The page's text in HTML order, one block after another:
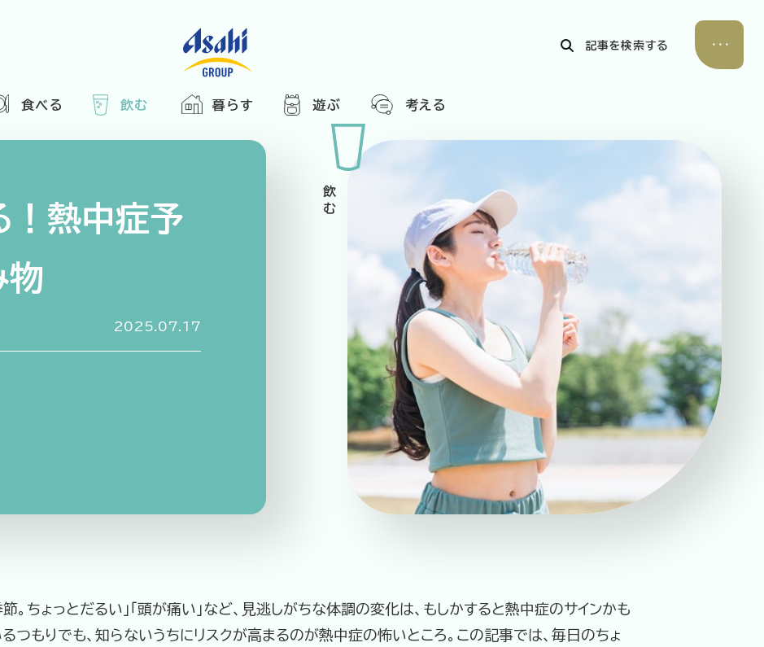
食べる 飲む 暮らす 遊ぶ 考える
記事を検索する
アサヒの人
ル特集2025
・関西万博
おでかけ
草 レシピ
アサヒのひと図鑑
HOME
ABOUT
公式アカウント一覧
ニュースリリース プライバシーポリシー 推奨環境 ご利用規約
！熱中症予
物
2025.07.17
ちょっとだるい」「頭が痛い」など、見逃しがちな体調の変化は、もしかすると熱中症のサインかも
るつもりでも、知らないうちにリスクが高まるのが熱中症の怖いところ。この記事では、毎日のちょ